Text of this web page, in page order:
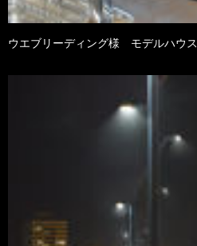
ウエブリーディング様 モデルハウス